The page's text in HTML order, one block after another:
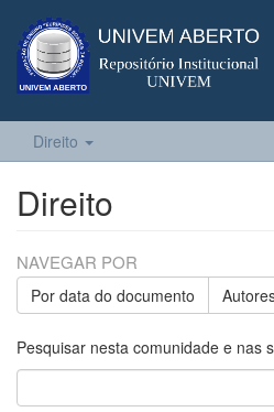
Direito
Direito
NAVEGAR POR
Por data do documento
Pesquisar nesta comunidade e nas